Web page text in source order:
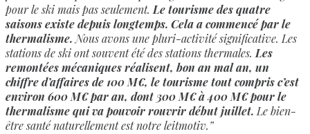
pour le ski mais pas seulement.Le tourisme des quatre
saisons existe depuis longtemps. Cela a commencé par le
thermalisme.Nous avons une pluri-activité significative. Les
stations de ski ont souvent été des stations thermales.Les
remontées mécaniques réalisent, bon an mal an, un
chiffre d’affaires de 100 M€, le tourisme tout compris c’est
environ 600 M€ par an, dont 300 M€ à 400 M€ pour le
thermalisme qui va pouvoir rouvrir début juillet. Le bien-
être santé naturellement est notre leitmotiv.”